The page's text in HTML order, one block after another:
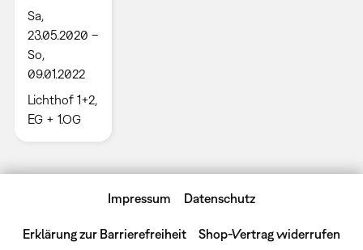
Sa,
23.05.2020 –
So,
09.01.2022
Lichthof 1+2,
EG + 1.OG
Impressum Datenschutz
Erklärung zur Barrierefreiheit Shop-Vertrag widerrufen